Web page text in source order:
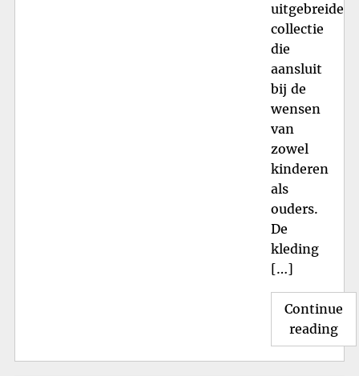
uitgebreide
collectie
die
aansluit
bij de
wensen
van
zowel
kinderen
als
ouders.
De
kleding
[…]
Continue
reading